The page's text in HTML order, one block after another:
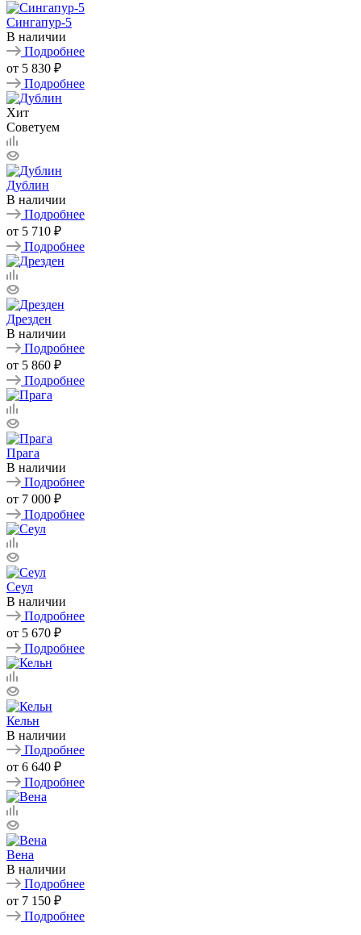
Сингапур-5
В наличии
Подробнее
от 5 830 ₽
Подробнее
Хит
Советуем
Дублин
В наличии
Подробнее
от 5 710 ₽
Подробнее
Дрезден
В наличии
Подробнее
от 5 860 ₽
Подробнее
Прага
В наличии
Подробнее
от 7 000 ₽
Подробнее
Сеул
В наличии
Подробнее
от 5 670 ₽
Подробнее
Кельн
В наличии
Подробнее
от 6 640 ₽
Подробнее
Вена
В наличии
Подробнее
от 7 150 ₽
Подробнее